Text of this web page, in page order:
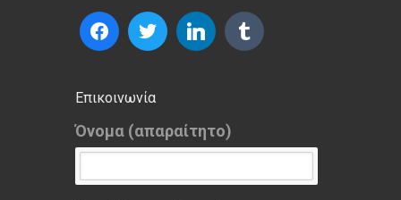
Επικοινωνία
Όνομα (απαραίτητο)